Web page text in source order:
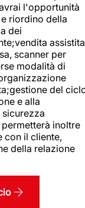
l'opportunità
riordino della
dei
assistita
scanner per
modalità di
del
e alla
inoltre
con il cliente,
della relazione